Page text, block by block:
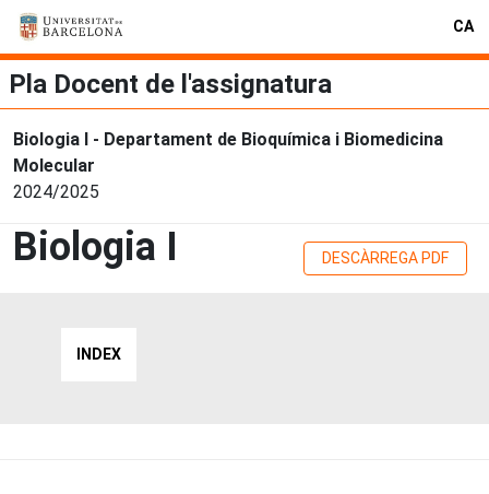
CA
Pla Docent de l'assignatura
Biologia I - Departament de Bioquímica i Biomedicina
Molecular
2024/2025
Biologia I DESCÀRREGA PDF
INDEX